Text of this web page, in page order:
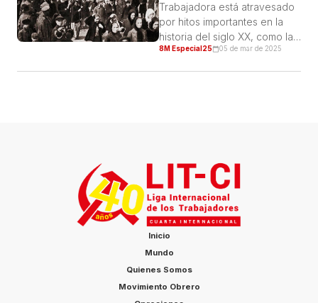
perpetrado por su expareja,
quien no solo la sometió a
maltratos, […]
Trabajadora está atravesado
por hitos importantes en la
historia del siglo XX, como la
Primera Guerra Mundial, la
8M Especial25 05 de mar de 2025
Inicio
Mundo
Quienes Somos
Movimiento Obrero